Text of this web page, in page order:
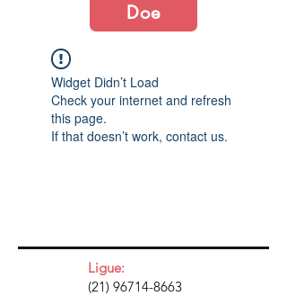
Doe
Widget Didn’t Load
Check your internet and refresh
this page.
If that doesn’t work, contact us.
Ligue:
(21) 96714-8663